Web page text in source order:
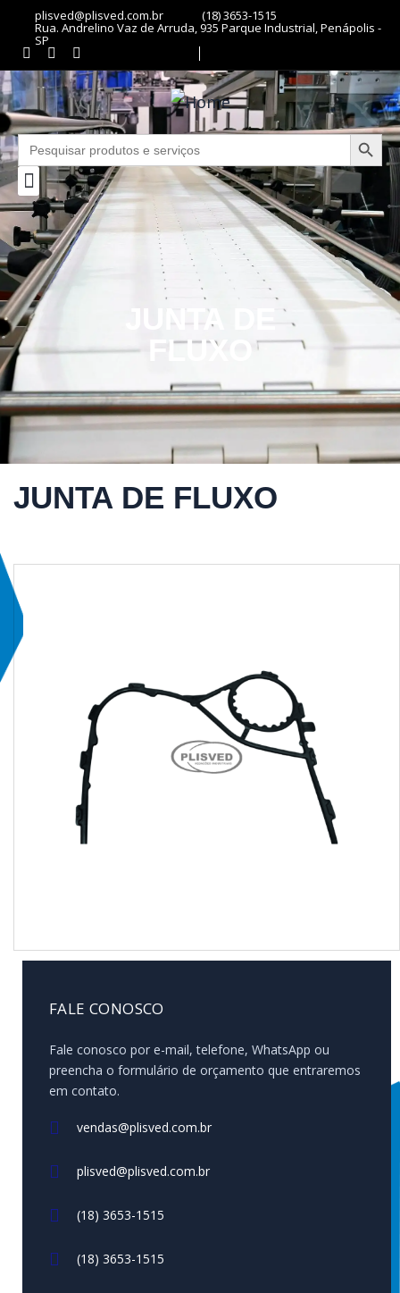
plisved@plisved.com.br (18) 3653-1515
Rua. Andrelino Vaz de Arruda, 935 Parque Industrial, Penápolis -
SP
Search
for:
Search
JUNTA DE
FLUXO
JUNTA DE FLUXO
FALE CONOSCO
Fale conosco por e-mail, telefone, WhatsApp ou
preencha o formulário de orçamento que entraremos
em contato.
vendas@plisved.com.br
plisved@plisved.com.br
(18) 3653-1515
(18) 3653-1515